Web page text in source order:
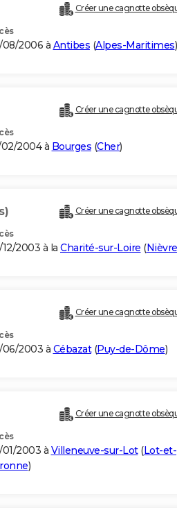
Créer une cagnotte
2006 à Antibes (Alpes-Maritimes)
Créer une cagnotte
02/2004 à Bourges (Cher)
Créer une cagnotte
2003 à la Charité-sur-Loire (Nièvre
Créer une cagnotte
2003 à Cébazat(Puy-de-Dôme)
Créer une cagnotte
2003 à Villeneuve-sur-Lot(Lot-et-
)